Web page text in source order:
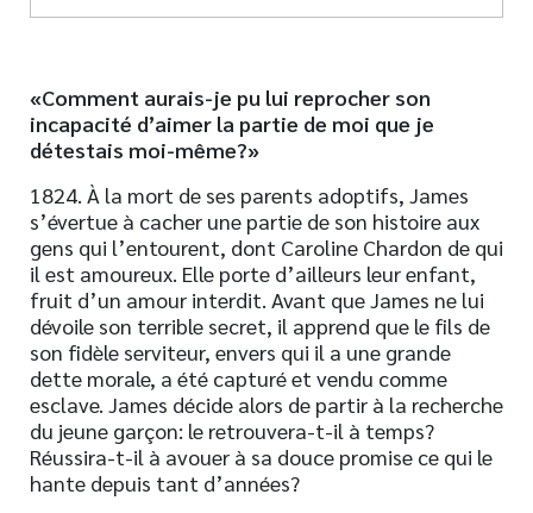
«Comment aurais-je pu lui reprocher son
incapacité d’aimer la partie de moi que je
détestais moi-même?»
1824. À la mort de ses parents adoptifs, James
s’évertue à cacher une partie de son histoire aux
gens qui l’entourent, dont Caroline Chardon de qui
il est amoureux. Elle porte d’ailleurs leur enfant,
fruit d’un amour interdit. Avant que James ne lui
dévoile son terrible secret, il apprend que le fils de
son fidèle serviteur, envers qui il a une grande
dette morale, a été capturé et vendu comme
esclave. James décide alors de partir à la recherche
du jeune garçon: le retrouvera-t-il à temps?
Réussira-t-il à avouer à sa douce promise ce qui le
hante depuis tant d’années?